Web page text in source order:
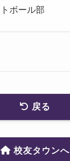
ボール部
戻る
校友タウンへ